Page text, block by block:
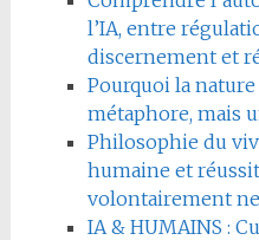
l’IA, entre
discernement et
Pourquoi la nature
métaphore, mais
Philosophie du
humaine et
volontairement
IA & HUMAINS :